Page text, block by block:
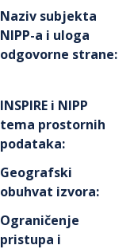
Naziv subjekta
NIPP-a i uloga
odgovorne strane:
INSPIRE i NIPP
tema prostornih
podataka:
Geografski
obuhvat izvora:
Ograničenje
pristupa i